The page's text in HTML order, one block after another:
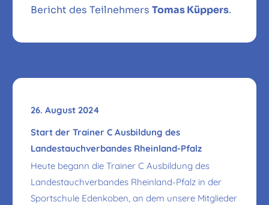
Bericht des Teilnehmers Tomas Küppers.
26. August 2024
Start der Trainer C Ausbildung des
Landestauchverbandes Rheinland-Pfalz
Heute begann die Trainer C Ausbildung des
Landestauchverbandes Rheinland-Pfalz in der
Sportschule Edenkoben, an dem unsere Mitglieder